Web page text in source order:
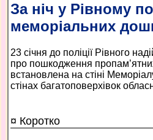
За ніч у Рівному
меморіальних
23 січня до поліції Рівного
про пошкодження
встановлена на стіні
стінах багатоповерхівок
¤ Коротко